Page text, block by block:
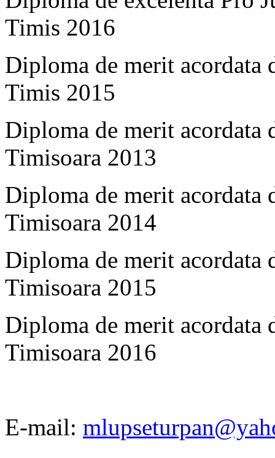
Timis 2016
Diploma de merit acordata
Timis 2015
Diploma de merit
Timisoara 2013
Diploma de merit
Timisoara 2014
Diploma de merit
Timisoara 2015
Diploma de merit
Timisoara 2016
E-mail: